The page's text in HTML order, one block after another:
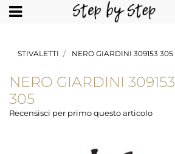
Open
STIVALETTI NERO GIARDINI 309153 305
NERO GIARDINI 309153
305
Recensisci per primo questo articolo